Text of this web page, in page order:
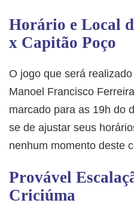
Horário e Local
x Capitão Poço
O jogo que será
Manoel Francisco
marcado para as 19h do
se de ajustar seus
nenhum momento deste
Provável
Criciúma